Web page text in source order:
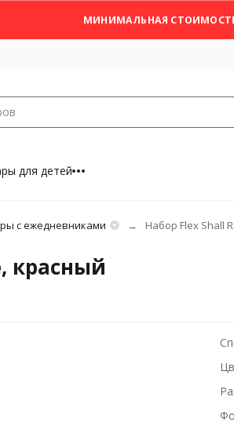
МИНИМАЛЬНАЯ СТОИМОСТЬ
для детей
с ежедневниками Набор Flex Shall
красный